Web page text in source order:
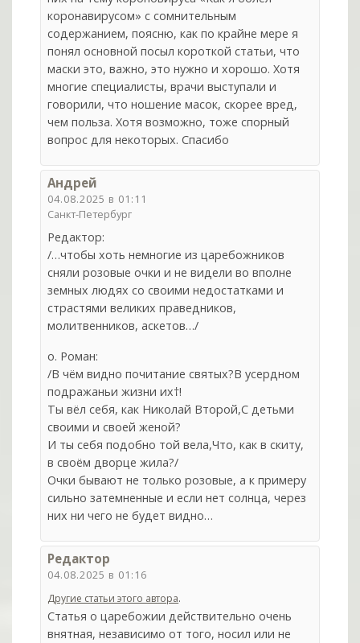
коронавирусом» с сомнительным
содержанием, поясню, как по крайне мере я
понял основной посыл короткой статьи, что
маски это, важно, это нужно и хорошо. Хотя
многие специалисты, врачи выступали и
говорили, что ношение масок, скорее вред,
чем польза. Хотя возможно, тоже спорный
вопрос для некоторых. Спасибо
Андрей
04.08.2025 в 01:11
Санкт-Петербург
Редактор:
/…чтобы хоть немногие из царебожников
сняли розовые очки и не видели во вполне
земных людях со своими недостатками и
страстями великих праведников,
молитвенников, аскетов…/
о. Роман:
/В чём видно почитание святых?В усердном
подражаньи жизни их†!
Ты вёл себя, как Николай Второй,С детьми
своими и своей женой?
И ты себя подобно той вела,Что, как в скиту,
в своём дворце жила?/
Очки бывают не только розовые, а к примеру
сильно затемненные и если нет солнца, через
них ни чего не будет видно…
Редактор
04.08.2025 в 01:16
Другие статьи этого автора.
Статья о царебожии действительно очень
внятная, независимо от того, носил или не